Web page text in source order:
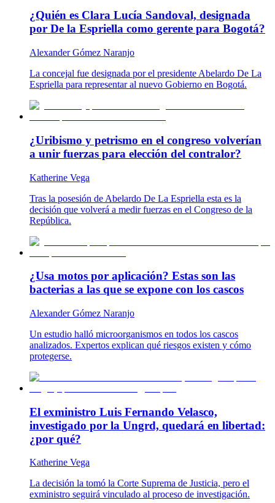
¿Quién es Clara Lucía Sandoval, designada
por De la Espriella como gerente para Bogotá?
Alexander Gómez Naranjo
La concejal fue designada por el presidente Abelardo De La
Espriella para representar al nuevo Gobierno en Bogotá.
¿Uribismo y petrismo en el congreso volverían
a unir fuerzas para elección del contralor?
Katherine Vega
Tras la posesión de Abelardo De La Espriella esta es la
decisión que volverá a medir fuerzas en el Congreso de la
República.
¿Usa motos por aplicación? Estas son las
bacterias a las que se expone con los cascos
Alexander Gómez Naranjo
Un estudio halló microorganismos en todos los cascos
analizados. Expertos explican qué riesgos existen y cómo
protegerse.
El exministro Luis Fernando Velasco,
investigado por la Ungrd, quedará en libertad:
¿por qué?
Katherine Vega
La decisión la tomó la Corte Suprema de Justicia, pero el
exministro seguirá vinculado al proceso de investigación.